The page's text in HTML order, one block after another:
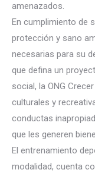
amenazados.
En cumplimiento de
protección y sano
necesarias para su
que defina un
social, la ONG
culturales y
conductas
que les generen
El entrenamiento
modalidad, cuenta